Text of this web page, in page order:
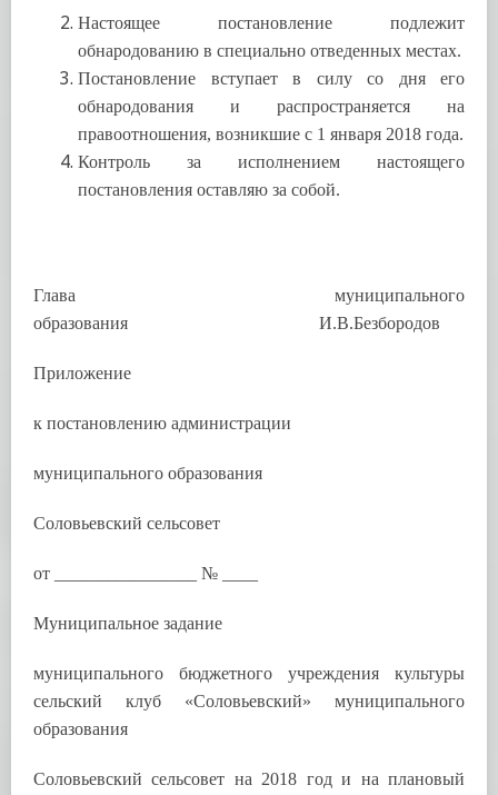
Настоящее постановление подлежит
обнародованию в специально отведенных местах.
Постановление вступает в силу со дня его
обнародования и распространяется на
правоотношения, возникшие с 1 января 2018 года.
Контроль за исполнением настоящего
постановления оставляю за собой.
Глава муниципального
образования И.В.Безбородов
Приложение
к постановлению администрации
муниципального образования
Соловьевский сельсовет
от ________________ № ____
Муниципальное задание
муниципального бюджетного учреждения культуры
сельский клуб «Соловьевский» муниципального
образования
Соловьевский сельсовет на 2018 год и на плановый